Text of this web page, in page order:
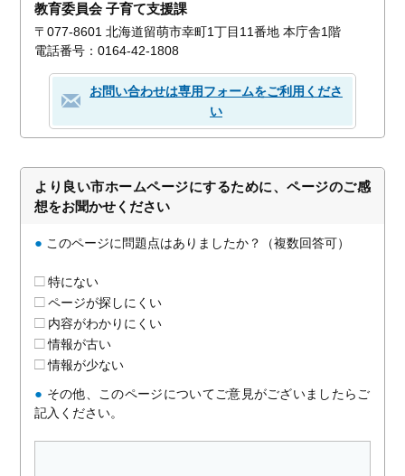
教育委員会 子育て支援課
〒077-8601 北海道留萌市幸町1丁目11番地 本庁舎1階
電話番号：0164-42-1808
お問い合わせは専用フォームをご利用くださ
い
より良い市ホームページにするために、ページのご感
想をお聞かせください
● このページに問題点はありましたか？（複数回答可）
特にない
ページが探しにくい
内容がわかりにくい
情報が古い
情報が少ない
● その他、このページについてご意見がございましたらご
記入ください。